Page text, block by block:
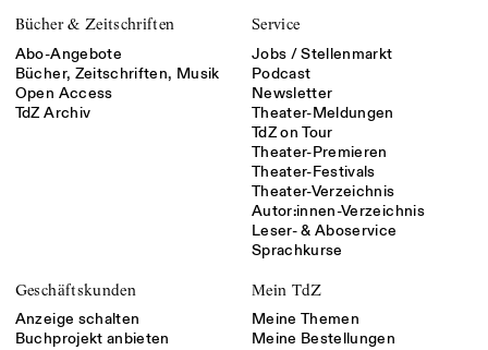
Bücher & Zeitschriften
Abo-Angebote
Bücher, Zeitschriften, Musik
Open Access
TdZ Archiv
Service
Jobs / Stellenmarkt
Podcast
Newsletter
Theater-Meldungen
TdZ on Tour
Theater-Premieren
Theater-Festivals
Theater-Verzeichnis
Autor:innen-Verzeichnis
Leser- & Aboservice
Sprachkurse
Geschäftskunden
Anzeige schalten
Buchprojekt anbieten
Mein TdZ
Meine Themen
Meine Bestellungen